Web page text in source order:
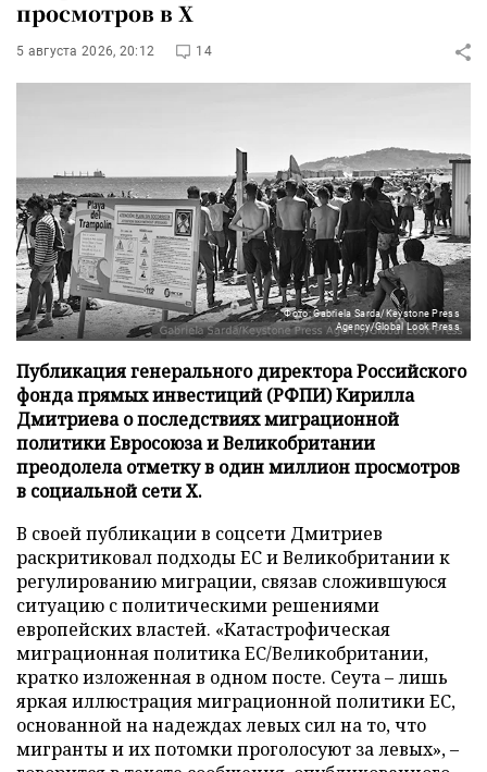
просмотров в X
5 августа 2026, 20:12 14
Фото: Gabriela Sarda/Keystone Press
Agency/Global Look Press
Публикация генерального директора Российского
фонда прямых инвестиций (РФПИ) Кирилла
Дмитриева о последствиях миграционной
политики Евросоюза и Великобритании
преодолела отметку в один миллион просмотров
в социальной сети X.
В своей публикации в соцсети Дмитриев
раскритиковал подходы ЕС и Великобритании к
регулированию миграции, связав сложившуюся
ситуацию с политическими решениями
европейских властей. «Катастрофическая
миграционная политика ЕС/Великобритании,
кратко изложенная в одном посте. Сеута – лишь
яркая иллюстрация миграционной политики ЕС,
основанной на надеждах левых сил на то, что
мигранты и их потомки проголосуют за левых», –